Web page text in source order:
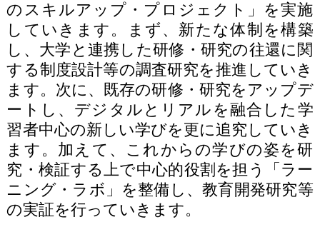
のスキルアップ・プロジェクト」を実施
していきます。まず、新たな体制を構築
し、大学と連携した研修・研究の往還に関
する制度設計等の調査研究を推進していき
ます。次に、既存の研修・研究をアップデ
ートし、デジタルとリアルを融合した学
習者中心の新しい学びを更に追究していき
ます。加えて、これからの学びの姿を研
究・検証する上で中心的役割を担う「ラー
ニング・ラボ」を整備し、教育開発研究等
の実証を行っていきます。